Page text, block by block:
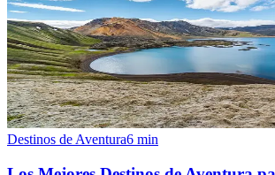
Destinos de Aventura6 min